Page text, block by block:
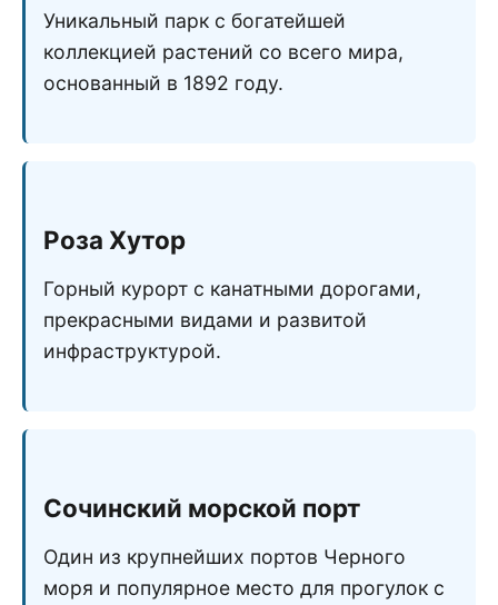
Уникальный парк с богатейшей
коллекцией растений со всего мира,
основанный в 1892 году.
Роза Хутор
Горный курорт с канатными дорогами,
прекрасными видами и развитой
инфраструктурой.
Сочинский морской порт
Один из крупнейших портов Черного
моря и популярное место для прогулок с